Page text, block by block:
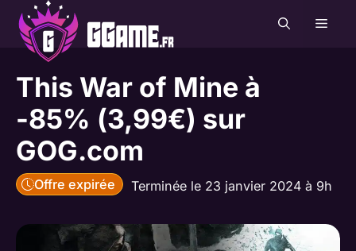
Aller
contenu
This War of Mine à
-85% (3,99€) sur
GOG.com
Offre expirée Terminée le 23 janvier 2024 à 9h